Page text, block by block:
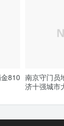
810 南京守门员
济十强城市